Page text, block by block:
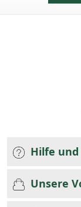
Hilfe
Unsere